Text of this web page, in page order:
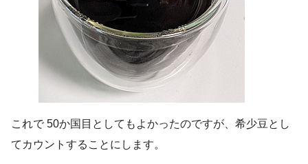
これで 50か国目としてもよかったのですが、希少豆とし
てカウントすることにします。